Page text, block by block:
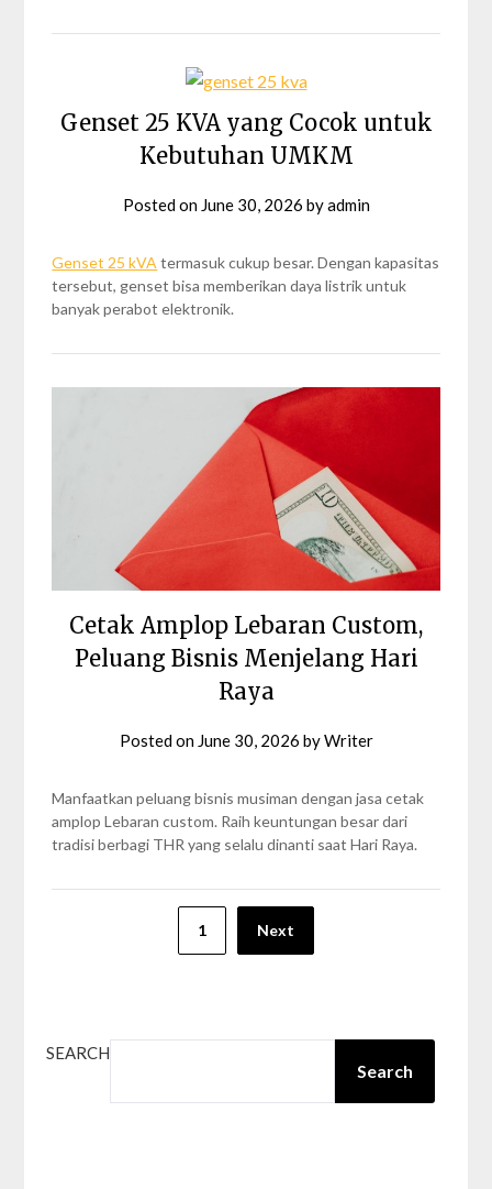
Genset 25 KVA yang Cocok untuk
Kebutuhan UMKM
Posted on June 30, 2026 byadmin
Genset 25 kVAtermasuk cukup besar. Dengan kapasitas
tersebut, genset bisa memberikan daya listrik untuk
banyak perabot elektronik.
Cetak Amplop Lebaran Custom,
Peluang Bisnis Menjelang Hari
Raya
Posted on June 30, 2026 byWriter
Manfaatkan peluang bisnis musiman dengan jasa cetak
amplop Lebaran custom. Raih keuntungan besar dari
tradisi berbagi THR yang selalu dinanti saat Hari Raya.
1 Next
SEARCH
Search